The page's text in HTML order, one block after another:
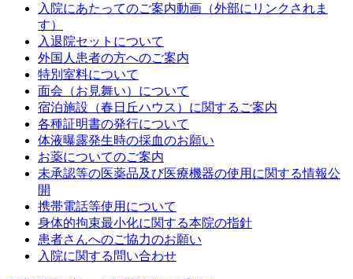
入院にあたってのご案内動画（外部にリンクされま
す）
入退院セットについて
外国人患者の方へのご案内
特別室料について
面会（お見舞い）について
宿泊施設（春日丘ハウス）に関するご案内
各種証明書の発行について
体液曝露発生時の採血のお願い
お薬についてのご案内
未承認等の医薬品及び医療機器の使用に関する情報公
開
携帯電話等使用について
身体的拘束最小化に関する本院の指針
患者さんへのご協力のお願い
入院に関する問い合わせ